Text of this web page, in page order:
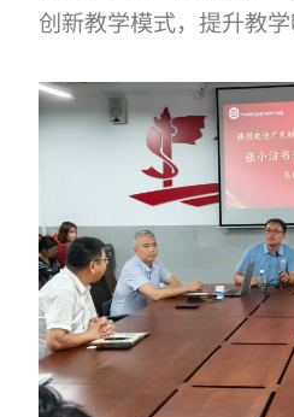
创新教学模式，提升教学